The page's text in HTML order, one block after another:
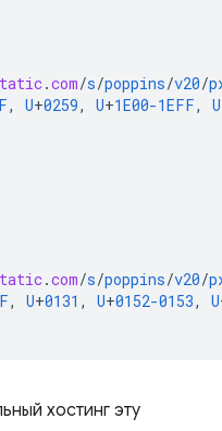
.com/s/poppins/v20/
, U+0259, U+1E00-1EFF, U
.com/s/poppins/v20/
, U+0131 , U+0152-0153, U
хостинг эту